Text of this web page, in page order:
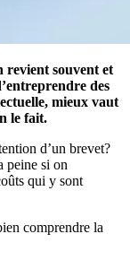
revient souvent et
des
mieux vaut
le fait.
d’un brevet?
peine si on
qui y sont
comprendre la